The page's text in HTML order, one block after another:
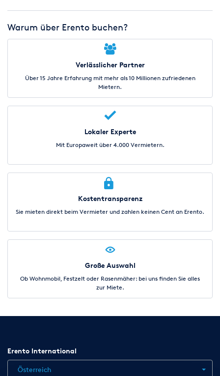
Warum über Erento buchen?
Verlässlicher Partner
Über 15 Jahre Erfahrung mit mehr als 10 Millionen zufriedenen
Mietern.
Lokaler Experte
Mit Europaweit über 4.000 Vermietern.
Kostentransparenz
Sie mieten direkt beim Vermieter und zahlen keinen Cent an Erento.
Große Auswahl
Ob Wohnmobil, Festzelt oder Rasenmäher: bei uns finden Sie alles
zur Miete.
Erento International
Österreich